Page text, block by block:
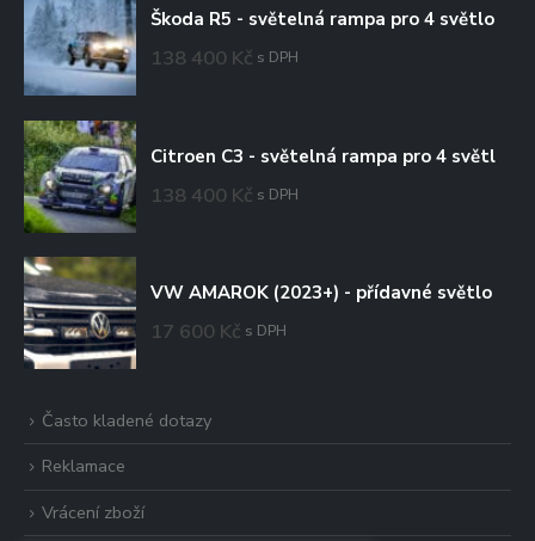
138 400 Kč s DPH
138 400 Kč s DPH
17 600 Kč s DPH
Často kladené dotazy
Reklamace
Vrácení zboží